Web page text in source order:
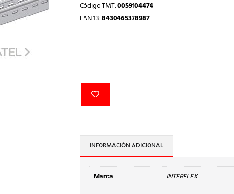
Código TMT:0059104474
EAN 13:8430465378987
INFORMACIÓN ADICIONAL
Marca INTERFLEX